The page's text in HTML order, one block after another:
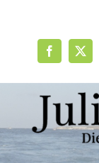
Facebook
X